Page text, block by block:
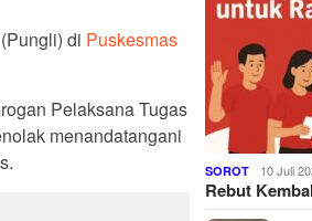
di Puskesmas
Pelaksana Tugas
menandatangani
SOROT 10 Juli
Rebut